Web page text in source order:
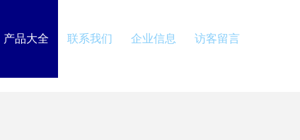
产品大全 联系我们 企业信息 访客留言